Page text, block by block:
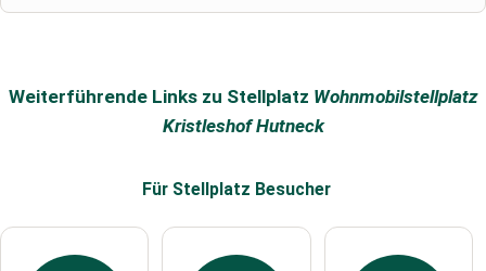
Weiterführende Links zu Stellplatz Wohnmobilstellplatz
Kristleshof Hutneck
Für Stellplatz Besucher